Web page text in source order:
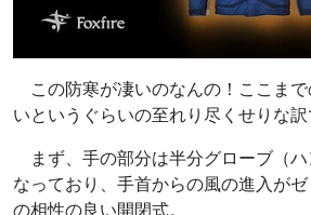
この防寒が凄いのなんの！ここま
いというぐらいの至れり尽くせりな訳
まず、手の部分は半分グローブ（
なっており、手首からの風の進入が
の相性の良い開閉式。